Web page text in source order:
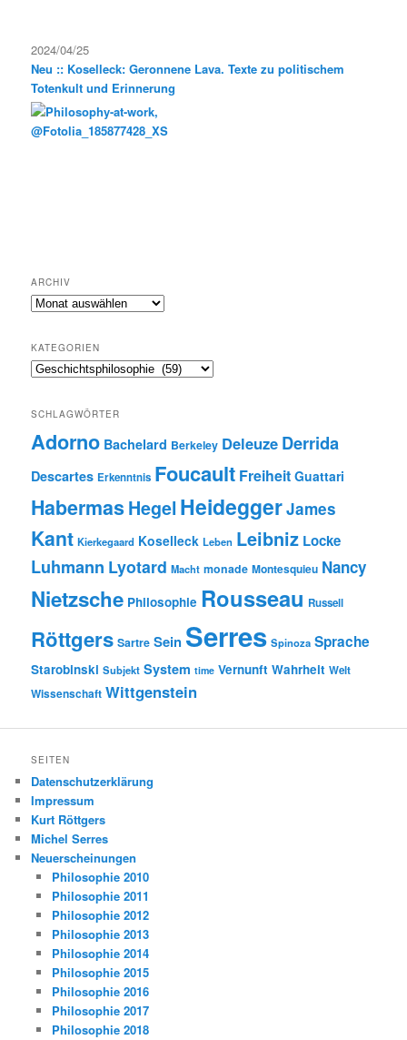
2024/04/25
Neu :: Koselleck: Geronnene Lava. Texte zu politischem
Totenkult und Erinnerung
ARCHIV
Archiv
KATEGORIEN
Kategorien
SCHLAGWÖRTER
Adorno Bachelard Berkeley Deleuze Derrida
Descartes Erkenntnis Foucault Freiheit Guattari
Habermas Hegel HeideggerJames
Kant Kierkegaard Koselleck Leben Leibniz Locke
Luhmann Lyotard Macht monade Montesquieu Nancy
Nietzsche Philosophie Rousseau Russell
Röttgers Sartre Sein Serres Spinoza Sprache
Starobinski Subjekt System time Vernunft Wahrheit Welt
Wissenschaft Wittgenstein
SEITEN
Datenschutzerklärung
Impressum
Kurt Röttgers
Michel Serres
Neuerscheinungen
Philosophie 2010
Philosophie 2011
Philosophie 2012
Philosophie 2013
Philosophie 2014
Philosophie 2015
Philosophie 2016
Philosophie 2017
Philosophie 2018